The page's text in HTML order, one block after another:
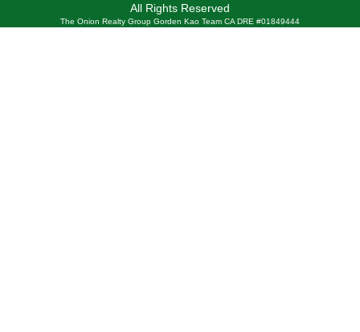
All Rights Reserved
The Onion Realty Group Gorden Kao Team CA DRE #01849444